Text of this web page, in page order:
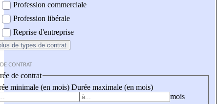
Profession commerciale
Profession libérale
Reprise d'entreprise
de types de contrat
CONTRAT
de contrat
minimale (en mois) Durée maximale (en mois)
mois